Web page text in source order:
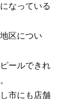
なっている
区につい
ールできれ
市にも店舗